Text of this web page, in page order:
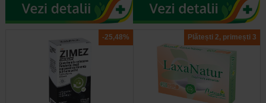
-25,48% Plătești 2, primești 3